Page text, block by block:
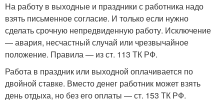
На работу в выходные и праздники с работника надо
взять письменное согласие. И только если нужно
сделать срочную непредвиденную работу. Исключение
— авария, несчастный случай или чрезвычайное
положение. Правила — из ст. 113 ТК РФ.
Работа в праздник или выходной оплачивается по
двойной ставке. Вместо денег работник может взять
день отдыха, но без его оплаты — ст. 153 ТК РФ.